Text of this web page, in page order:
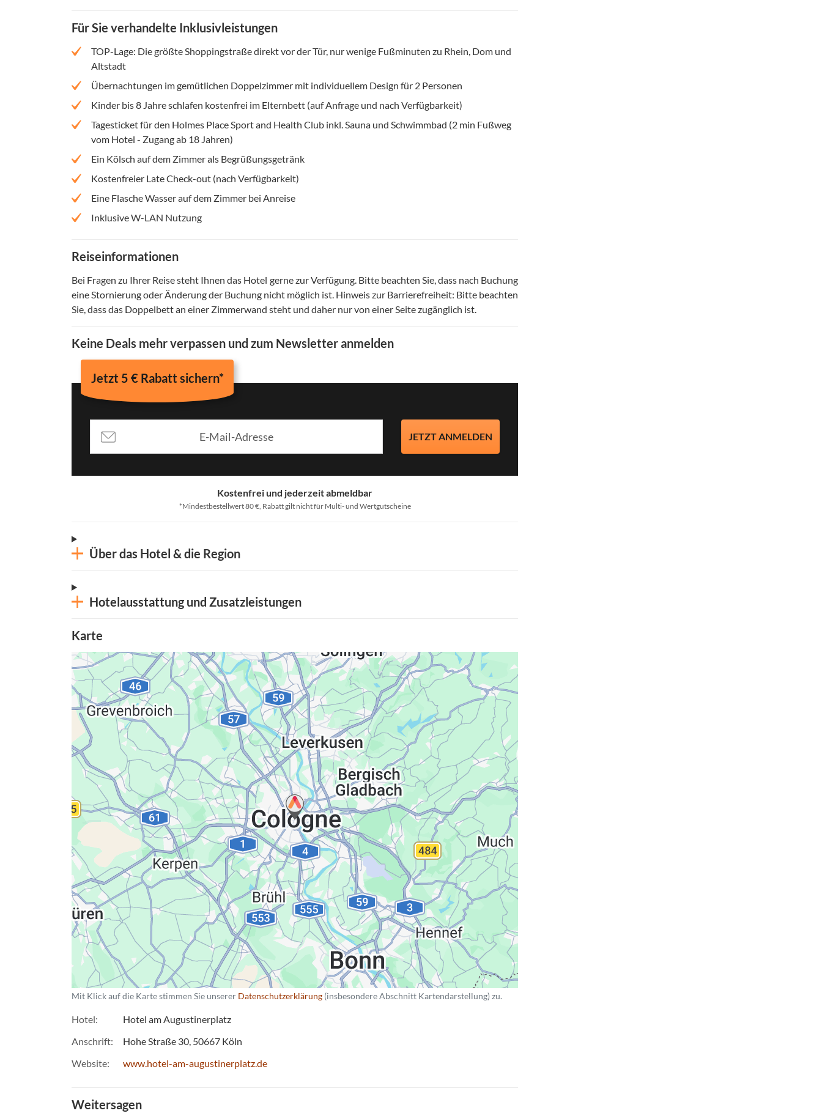
Für Sie verhandelte Inklusivleistungen
TOP-Lage: Die größte Shoppingstraße direkt vor der Tür, nur wenige Fußminuten zu Rhein, Dom und
Altstadt
Übernachtungen im gemütlichen Doppelzimmer mit individuellem Design für 2 Personen
Kinder bis 8 Jahre schlafen kostenfrei im Elternbett (auf Anfrage und nach Verfügbarkeit)
Tagesticket für den Holmes Place Sport and Health Club inkl. Sauna und Schwimmbad (2 min Fußweg
vom Hotel - Zugang ab 18 Jahren)
Ein Kölsch auf dem Zimmer als Begrüßungsgetränk
Kostenfreier Late Check-out (nach Verfügbarkeit)
Eine Flasche Wasser auf dem Zimmer bei Anreise
Inklusive W-LAN Nutzung
Reiseinformationen
Bei Fragen zu Ihrer Reise steht Ihnen das Hotel gerne zur Verfügung. Bitte beachten Sie, dass nach Buchung
eine Stornierung oder Änderung der Buchung nicht möglich ist. Hinweis zur Barrierefreiheit: Bitte beachten
Sie, dass das Doppelbett an einer Zimmerwand steht und daher nur von einer Seite zugänglich ist.
Keine Deals mehr verpassen und zum Newsletter anmelden
Jetzt 5 € Rabatt sichern*
JETZT ANMELDEN
Kostenfrei und jederzeit abmeldbar
*Mindestbestellwert 80 €, Rabatt gilt nicht für Multi- und Wertgutscheine
Über das Hotel & die Region
Hotelausstattung und Zusatzleistungen
Karte
Datenschutzerklärung
Mit Klick auf die Karte stimmen Sie unserer Datenschutzerklärung (insbesondere Abschnitt Kartendarstellung) zu.
Hotel
Hotel am Augustinerplatz
Anschrift
Hohe Straße 30 50667 Köln
Website
www.hotel-am-augustinerplatz.de
Weitersagen